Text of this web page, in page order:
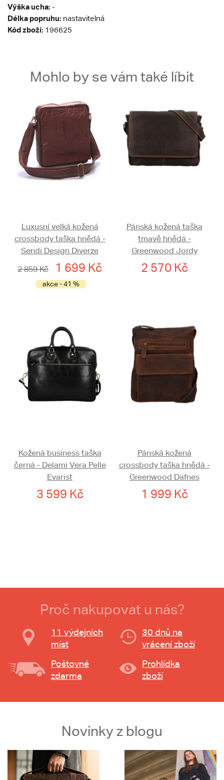
Výška ucha: -
Délka popruhu: nastavitelná
Kód zboží: 196625
Mohlo by se vám také líbit
Luxusní velká kožená
crossbody taška hnědá -
Sendi Design Diverze
2 859 Kč
1 699 Kč
akce - 41 %
Pánská kožená taška
tmavě hnědá -
Greenwood Jordy
2 570 Kč
Kožená business taška
černá - Delami Vera Pelle
Evarist
3 599 Kč
Pánská kožená
crossbody taška hnědá -
Greenwood Dafnes
1 999 Kč
Proč nakupovat u nás?
11 výdejních
míst
30 dnů na
vrácení zboží
Poštovné
zdarma
Prohlídka
zboží
Novinky z blogu